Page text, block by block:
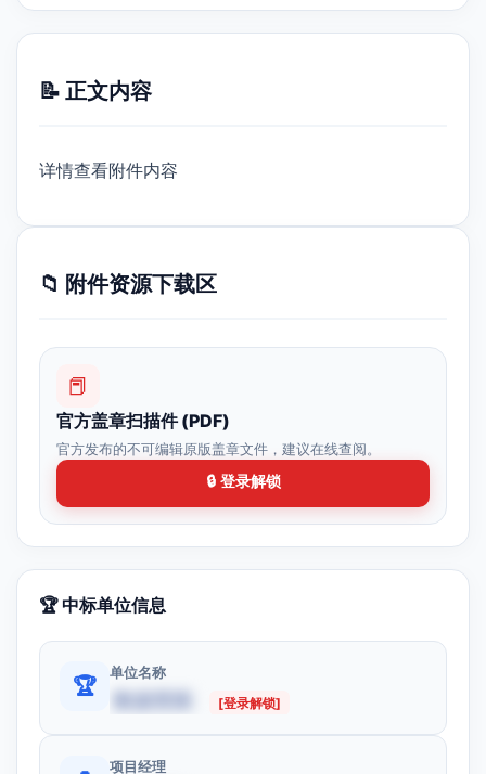
📝 正文内容
详情查看附件内容
📁 附件资源下载区
📕
官方盖章扫描件 (PDF)
官方发布的不可编辑原版盖章文件，建议在线查阅。
🔒 登录解锁
🏆 中标单位信息
🏆
单位名称
[登录解锁]
项目经理